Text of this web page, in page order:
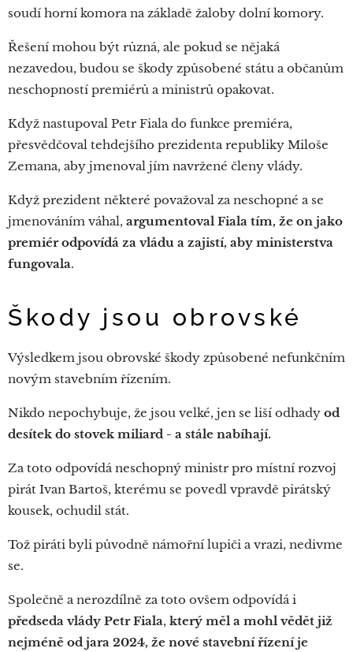
soudí horní komora na základě žaloby dolní komory.
Řešení mohou být různá, ale pokud se nějaká
nezavedou, budou se škody způsobené státu a občanům
neschopností premiérů a ministrů opakovat.
Když nastupoval Petr Fiala do funkce premiéra,
přesvědčoval tehdejšího prezidenta republiky Miloše
Zemana, aby jmenoval jím navržené členy vlády.
Když prezident některé považoval za neschopné a se
jmenováním váhal, argumentoval Fiala tím, že on jako
premiér odpovídá za vládu a zajistí, aby ministerstva
fungovala.
Škody jsou obrovské
Výsledkem jsou obrovské škody způsobené nefunkčním
novým stavebním řízením.
Nikdo nepochybuje, že jsou velké, jen se liší odhady od
desítek do stovek miliard - a stále nabíhají.
Za toto odpovídá neschopný ministr pro místní rozvoj
pirát Ivan Bartoš, kterému se povedl vpravdě pirátský
kousek, ochudil stát.
Tož piráti byli původně námořní lupiči a vrazi, nedivme
se.
Společně a nerozdílně za toto ovšem odpovídá i
předseda vlády Petr Fiala, který měl a mohl vědět již
nejméně od jara 2024, že nové stavební řízení je